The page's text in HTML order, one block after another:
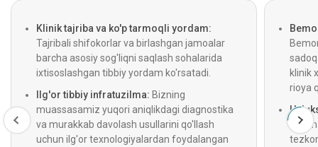
Klinik tajriba va ko'p tarmoqli yordam:
Tajribali shifokorlar va birlashgan jamoalar
barcha asosiy sog'liqni saqlash sohalarida
ixtisoslashgan tibbiy yordam ko'rsatadi.
Ilg'or tibbiy infratuzilma: Bizning
muassasamiz yuqori aniqlikdagi diagnostika
va murakkab davolash usullarini qo'llash
uchun ilg'or texnologiyalardan foydalangan
klinik
rioya